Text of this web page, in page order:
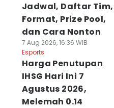
Jadwal, Daftar Tim,
Format, Prize Pool,
dan Cara Nonton
7 Aug 2026, 16:36 WIB
Esports
Harga Penutupan
IHSG Hari Ini 7
Agustus 2026,
Melemah 0.14